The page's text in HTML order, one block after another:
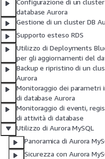
Configurazione di un
database Aurora
Gestione di un cluster DB
Supporto esteso RDS
Utilizzo di Deployments
per gli aggiornamenti del
Backup e ripristino di un
Aurora
Monitoraggio dei parametri
di database Aurora
Monitoraggio di eventi,
di attività di database
Utilizzo di Aurora MySQL
Panoramica di Aurora
Sicurezza con Aurora